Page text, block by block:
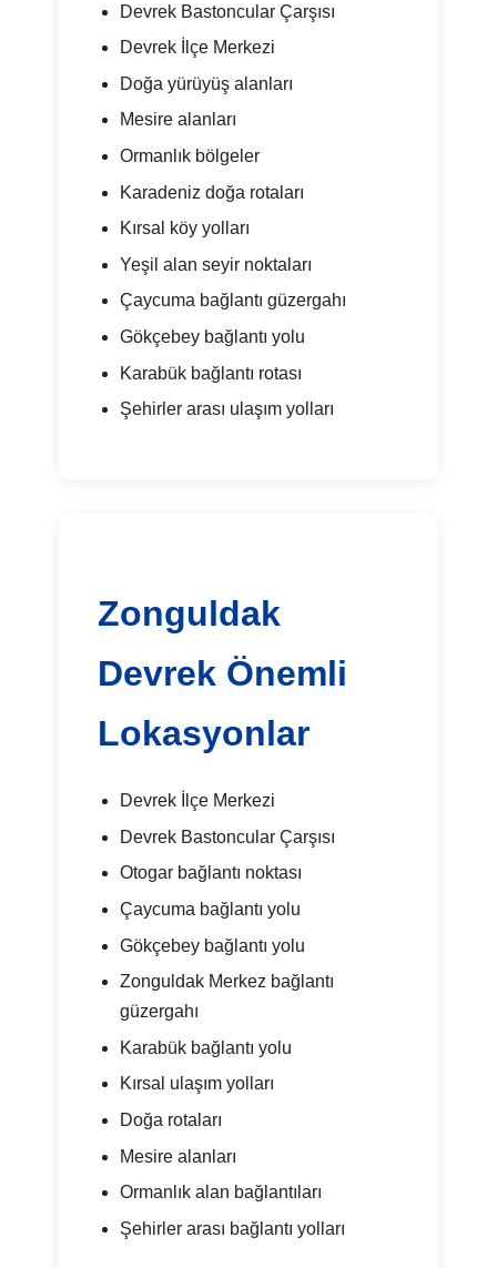
Devrek Bastoncular Çarşısı
Devrek İlçe Merkezi
Doğa yürüyüş alanları
Mesire alanları
Ormanlık bölgeler
Karadeniz doğa rotaları
Kırsal köy yolları
Yeşil alan seyir noktaları
Çaycuma bağlantı güzergahı
Gökçebey bağlantı yolu
Karabük bağlantı rotası
Şehirler arası ulaşım yolları
Zonguldak
Devrek Önemli
Lokasyonlar
Devrek İlçe Merkezi
Devrek Bastoncular Çarşısı
Otogar bağlantı noktası
Çaycuma bağlantı yolu
Gökçebey bağlantı yolu
Zonguldak Merkez bağlantı
güzergahı
Karabük bağlantı yolu
Kırsal ulaşım yolları
Doğa rotaları
Mesire alanları
Ormanlık alan bağlantıları
Şehirler arası bağlantı yolları